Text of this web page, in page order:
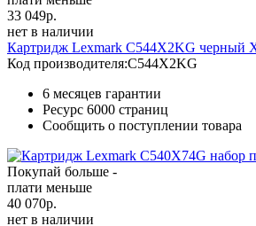
33 049р.
нет в наличии
Картридж Lexmark C544X2KG черный
Код производителя:C544X2KG
6 месяцев гарантии
Ресурс 6000 страниц
Сообщить о поступлении товара
Покупай больше -
плати меньше
40 070р.
нет в наличии